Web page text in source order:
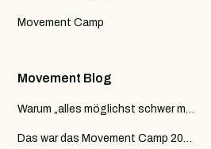
Movement Camp
Movement Blog
Warum „alles möglichst schwer machen“ im Training oft genau das Falsche ist
Das war das Movement Camp 2024